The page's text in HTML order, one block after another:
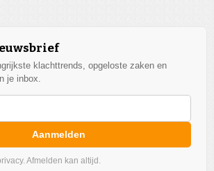
klachttrends, opgeloste zaken en
je inbox.
Aanmelden
Afmelden kan altijd.